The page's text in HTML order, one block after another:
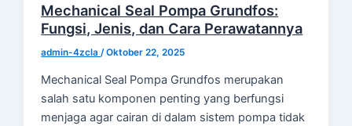
Mechanical Seal Pompa Grundfos:
Fungsi, Jenis, dan Cara Perawatannya
admin-4zcla/Oktober 22, 2025
Mechanical Seal Pompa Grundfos merupakan
salah satu komponen penting yang berfungsi
menjaga agar cairan di dalam sistem pompa tidak